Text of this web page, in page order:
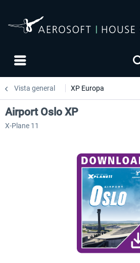
Vista general XP Europa
Airport Oslo XP
X-Plane 11